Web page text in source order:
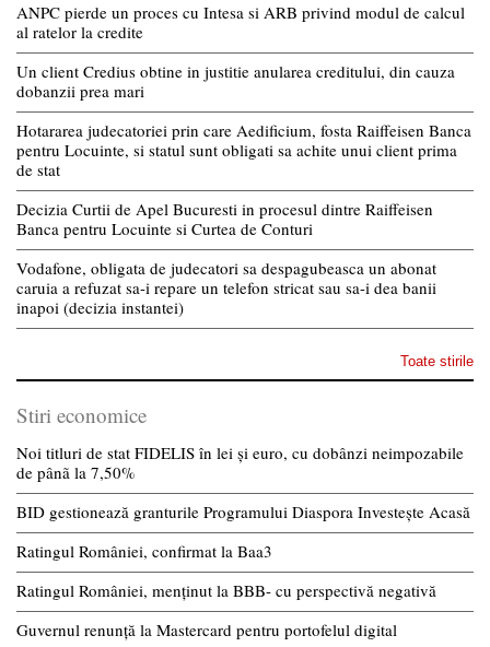
ANPC pierde un proces cu Intesa si ARB privind modul de calcul
al ratelor la credite
Un client Credius obtine in justitie anularea creditului, din cauza
dobanzii prea mari
Hotararea judecatoriei prin care Aedificium, fosta Raiffeisen Banca
pentru Locuinte, si statul sunt obligati sa achite unui client prima
de stat
Decizia Curtii de Apel Bucuresti in procesul dintre Raiffeisen
Banca pentru Locuinte si Curtea de Conturi
Vodafone, obligata de judecatori sa despagubeasca un abonat
caruia a refuzat sa-i repare un telefon stricat sau sa-i dea banii
inapoi (decizia instantei)
Toate stirile
Stiri economice
Noi titluri de stat FIDELIS în lei și euro, cu dobânzi neimpozabile
de pânã la 7,50%
BID gestionează granturile Programului Diaspora Investește Acasă
Ratingul României, confirmat la Baa3
Ratingul României, menținut la BBB- cu perspectivă negativă
Guvernul renunță la Mastercard pentru portofelul digital